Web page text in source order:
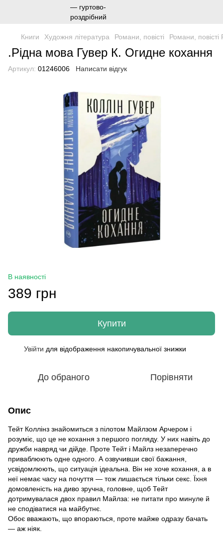
Книги Художня література Романи, повісті Романи, повісті
.Рідна мова Гувер К. Огидне кохання
Артикул: 01246006 Написати відгук
В наявності
389 грн
Купити
Увійти для відображення накопичувальної знижки
До обраного Порівняти
Опис
Тейт Коллінз знайомиться з пілотом Майлзом Арчером і
розуміє, що це не кохання з першого погляду. У них навіть до
дружби навряд чи дійде. Проте Тейт і Майлз незаперечно
приваблюють одне одного. А озвучивши свої бажання,
усвідомлюють, що ситуація ідеальна. Він не хоче кохання, а в
неї немає часу на почуття — тож лишається тільки секс. Їхня
домовленість на диво зручна, головне, щоб Тейт
дотримувалася двох правил Майлза: не питати про минуле й
не сподіватися на майбутнє.
Обоє вважають, що впораються, проте майже одразу бачать
— аж ніяк.